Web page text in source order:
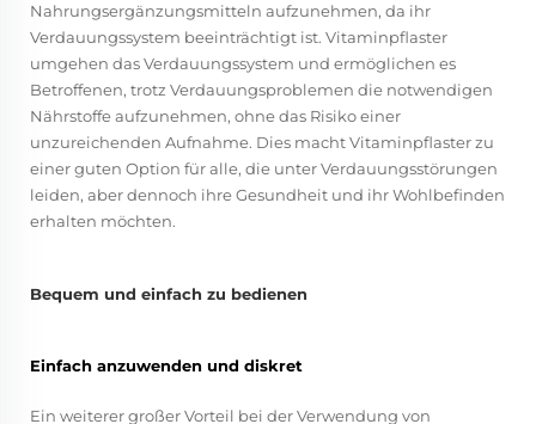
Nahrungsergänzungsmitteln aufzunehmen, da ihr
Verdauungssystem beeinträchtigt ist. Vitaminpflaster
umgehen das Verdauungssystem und ermöglichen es
Betroffenen, trotz Verdauungsproblemen die notwendigen
Nährstoffe aufzunehmen, ohne das Risiko einer
unzureichenden Aufnahme. Dies macht Vitaminpflaster zu
einer guten Option für alle, die unter Verdauungsstörungen
leiden, aber dennoch ihre Gesundheit und ihr Wohlbefinden
erhalten möchten.
Bequem und einfach zu bedienen
Einfach anzuwenden und diskret
Ein weiterer großer Vorteil bei der Verwendung von